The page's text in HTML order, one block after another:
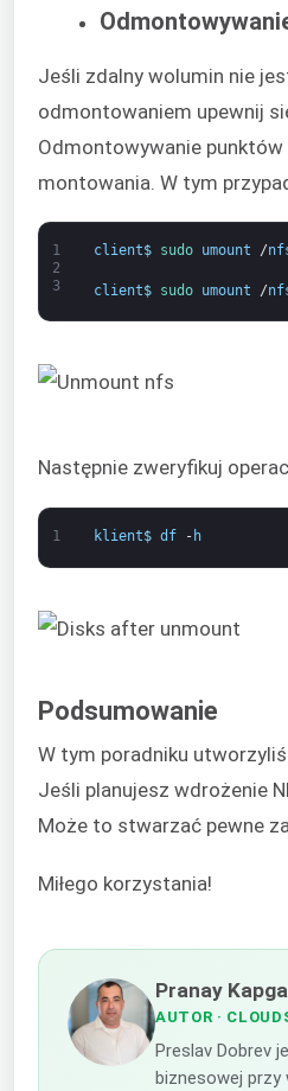
Jeśli zdalny wolumin nie
odmontowaniem upewnij
Odmontowywanie
montowania. W tym
1
2
3
client$ sudo umount /
client$ sudo umount /
Następnie zweryfikuj
1 klient$ df - h
Podsumowanie
W tym poradniku
Jeśli planujesz wdrożenie
Może to stwarzać pewne
Miłego korzystania!
Pranay
AUTOR ·
Preslav Dobrev
biznesowej przy